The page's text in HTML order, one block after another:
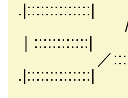
.|::::::::::::::|
/
｜::::::::::::|
／
.|::::::::::::::|